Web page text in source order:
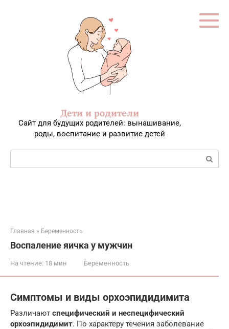
Дети и родители
Сайт для будущих родителей: вынашивание,
роды, воспитание и развитие детей
Поиск:
Главная » Беременность
Воспаление яичка у мужчин
На чтение: 18 мин Беременность
Симптомы и виды орхоэпидидимита
Различают специфический и неспецифический
орхоэпидидимит. По характеру течения заболевание